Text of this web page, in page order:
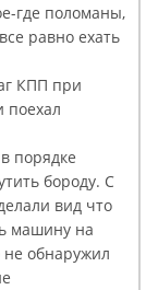
где поломаны,
равно ехать
КПП при
поехал
порядке
бороду. С
вид что
машину на
обнаружил